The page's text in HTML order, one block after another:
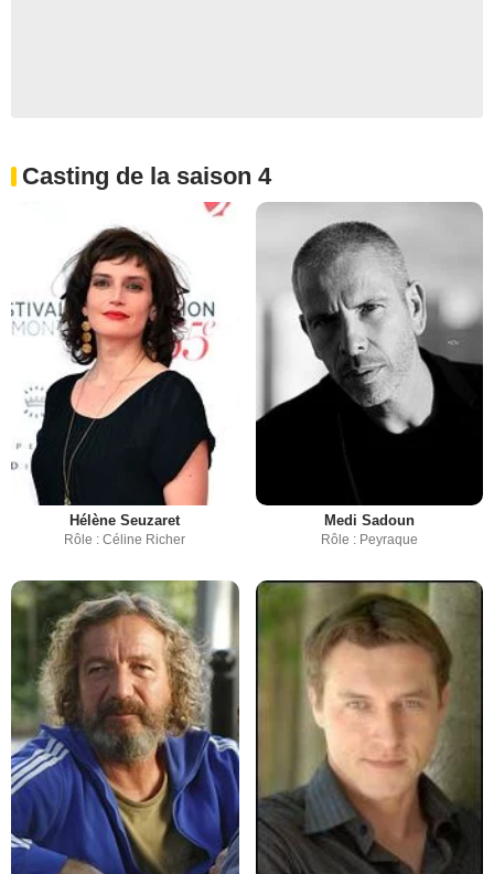
Casting de la saison 4
Hélène Seuzaret
Rôle : Céline Richer
Medi Sadoun
Rôle : Peyraque